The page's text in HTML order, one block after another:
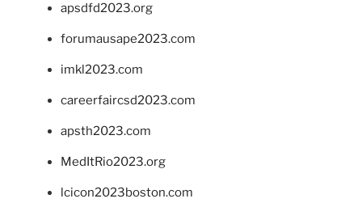
apsdfd2023.org
forumausape2023.com
imkl2023.com
careerfaircsd2023.com
apsth2023.com
MedItRio2023.org
lcicon2023boston.com